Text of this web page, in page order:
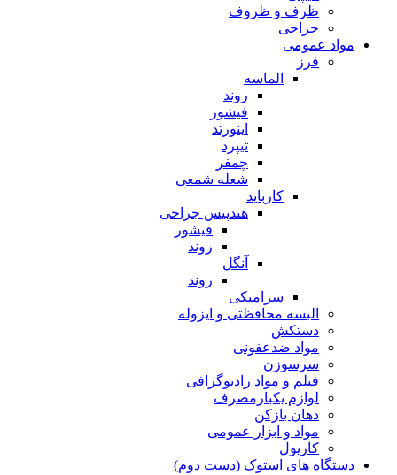
ظرف و ظروف
جراحی
مواد عمومی
فرز
الماسه
روند
فیشور
اینورتد
تیپرد
چمفر
شعله شمعی
کارباید
هندپیس جراحی
فیشور
روند
آنگل
روند
سرامیکی
البسه محافظتی و ایزوله
دستکش
مواد ضدعفونی
سرسوزن
فیلم و مواد رادیوگرافی
لوازم یکبارمصرف
دهان بازکن
مواد و ابزار عمومی
کارپول
دستگاه های استوک (دست دوم)